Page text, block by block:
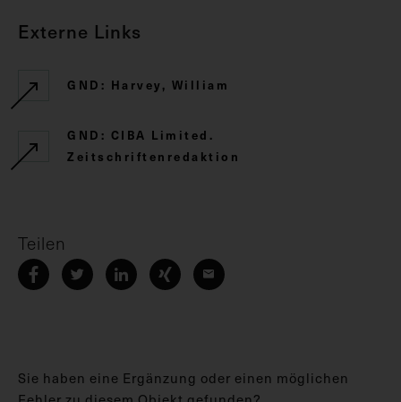
Externe Links
GND: Harvey, William
GND: CIBA Limited.
Zeitschriftenredaktion
Teilen
Sie haben eine Ergänzung oder einen möglichen